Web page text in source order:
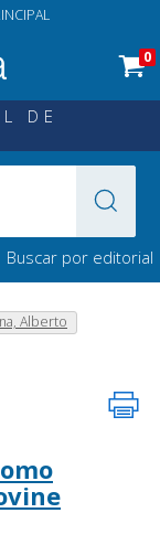
0
DE
Buscar por editorial
Alberto